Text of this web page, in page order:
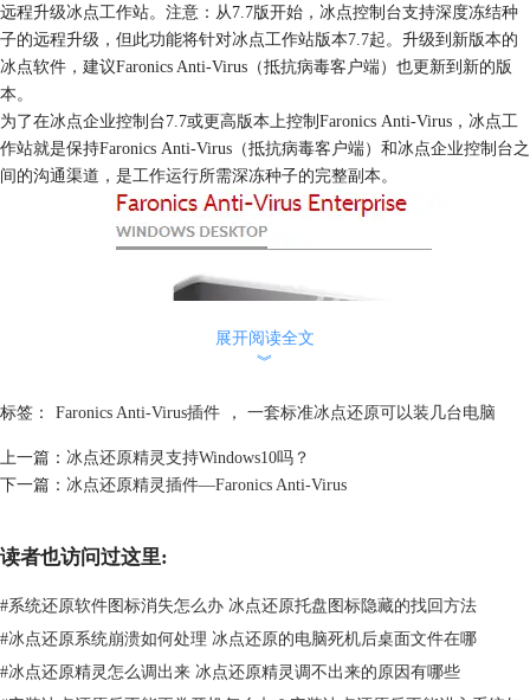
远程升级冰点工作站。注意：从7.7版开始，冰点控制台支持深度冻结种
子的远程升级，但此功能将针对冰点工作站版本7.7起。升级到新版本的
冰点软件，建议Faronics Anti-Virus（抵抗病毒客户端）也更新到新的版
本。
为了在冰点企业控制台7.7或更高版本上控制Faronics Anti-Virus，冰点工
作站就是保持Faronics Anti-Virus（抵抗病毒客户端）和冰点企业控制台之
间的沟通渠道，是工作运行所需深冻种子的完整副本。
图二：抵抗病毒客户端
展开阅读全文
︾
标签： Faronics Anti-Virus插件 ， 一套标准冰点还原可以装几台电脑
上一篇： 冰点还原精灵支持Windows10吗？
下一篇： 冰点还原精灵插件—Faronics Anti-Virus
读者也访问过这里:
#系统还原软件图标消失怎么办 冰点还原托盘图标隐藏的找回方法
#冰点还原系统崩溃如何处理 冰点还原的电脑死机后桌面文件在哪
#冰点还原精灵怎么调出来 冰点还原精灵调不出来的原因有哪些